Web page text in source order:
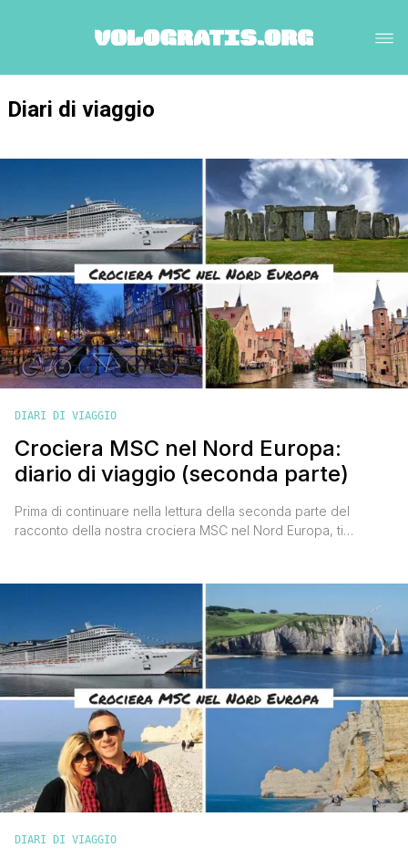
Diari di viaggio
DIARI DI VIAGGIO
Crociera MSC nel Nord Europa:
diario di viaggio (seconda parte)
Prima di continuare nella lettura della seconda parte del
racconto della nostra crociera MSC nel Nord Europa, ti
navigazione tra Amburgo e la Normandia. Quarto giorno:
Inghilterra (Southampton, Stonehenge e Salisbury) 'Signore e
signori qui [']
DIARI DI VIAGGIO